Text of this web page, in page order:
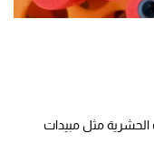
الحشرية مثل مبيدات